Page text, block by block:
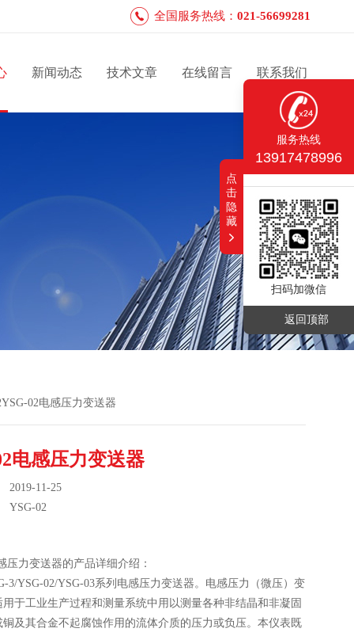
全国服务热线： 021-56699281
新闻动态 技术文章 在线留言 联系我们
02电感压力变送器
电感压力变送器
2019-11-25
YSG-02
压力变送器的产品详细介绍：
3/YSG-02/YSG-03系列电感压力变送器。电感压力（微压）变
于工业生产过程和测量系统中用以测量各种非结晶和非凝固
铜及其合金不起腐蚀作用的流体介质的压力或负压。本仪表既
服务热线
13917478996
扫码加微信
返回顶部
点
击
隐
藏